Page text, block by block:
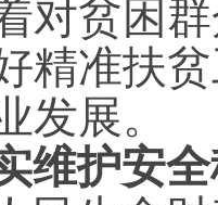
对贫困
精准扶
发展。
维护安